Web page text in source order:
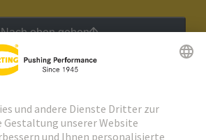
Nach oben gehen